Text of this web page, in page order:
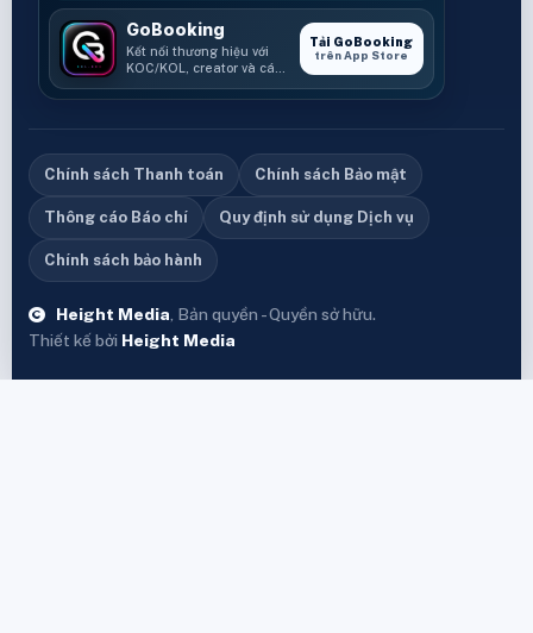
GoBooking
Kết nối thương hiệu với
KOC/KOL, creator và các
Tải GoBooking
trên App Store
Chính sách Thanh toán Chính sách Bảo mật
Thông cáo Báo chí Quy định sử dụng Dịch vụ
Chính sách bảo hành
Height Media , Bản quyền - Quyền sở hữu.
Thiết kế bởi Height Media